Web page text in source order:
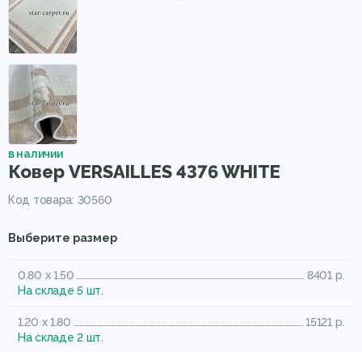
в наличии
Ковер VERSAILLES 4376 WHITE
Код товара: 30560
Выберите размер
0.80 x 1.50
8401 р.
На складе 5 шт.
1.20 x 1.80
15121 р.
На складе 2 шт.